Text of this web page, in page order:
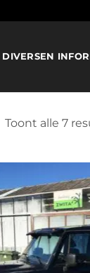
DIVERSEN
Toont alle 7